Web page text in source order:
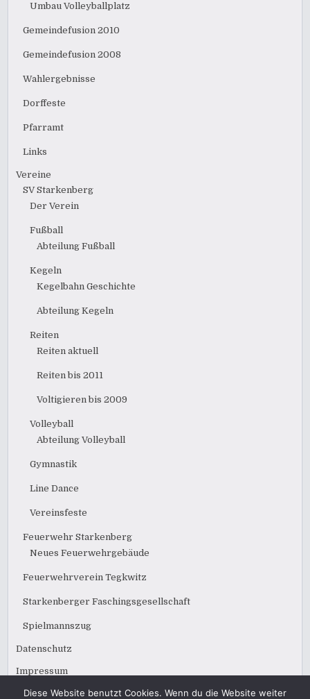
Umbau Volleyballplatz
Gemeindefusion 2010
Gemeindefusion 2008
Wahlergebnisse
Dorffeste
Pfarramt
Links
Vereine
SV Starkenberg
Der Verein
Fußball
Abteilung Fußball
Kegeln
Kegelbahn Geschichte
Abteilung Kegeln
Reiten
Reiten aktuell
Reiten bis 2011
Voltigieren bis 2009
Volleyball
Abteilung Volleyball
Gymnastik
Line Dance
Vereinsfeste
Feuerwehr Starkenberg
Neues Feuerwehrgebäude
Feuerwehrverein Tegkwitz
Starkenberger Faschingsgesellschaft
Spielmannszug
Datenschutz
Impressum
Diese Website benutzt Cookies. Wenn du die Website weiter